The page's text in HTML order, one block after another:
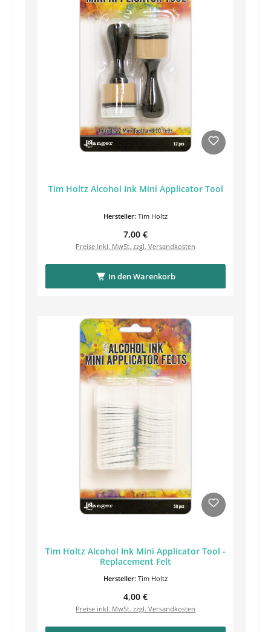
Tim Holtz Alcohol Ink Mini Applicator Tool
Hersteller: Tim Holtz
Regulärer Preis:
7,00 €
Preise inkl. MwSt. zzgl. Versandkosten
In den Warenkorb
Tim Holtz Alcohol Ink Mini Applicator Tool -
Replacement Felt
Hersteller: Tim Holtz
Regulärer Preis:
4,00 €
Preise inkl. MwSt. zzgl. Versandkosten